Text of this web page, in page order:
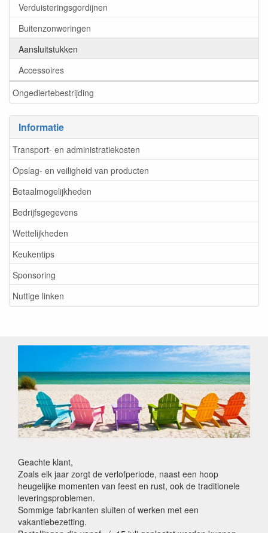
Verduisteringsgordijnen
Buitenzonweringen
Aansluitstukken
Accessoires
Ongediertebestrijding
Informatie
Transport- en administratiekosten
Opslag- en veiligheid van producten
Betaalmogelijkheden
Bedrijfsgegevens
Wettelijkheden
Keukentips
Sponsoring
Nuttige linken
Geachte klant,
Zoals elk jaar zorgt de verlofperiode, naast een hoop
heugelijke momenten van feest en rust, ook de traditionele
leveringsproblemen.
Sommige fabrikanten sluiten of werken met een
vakantiebezetting.